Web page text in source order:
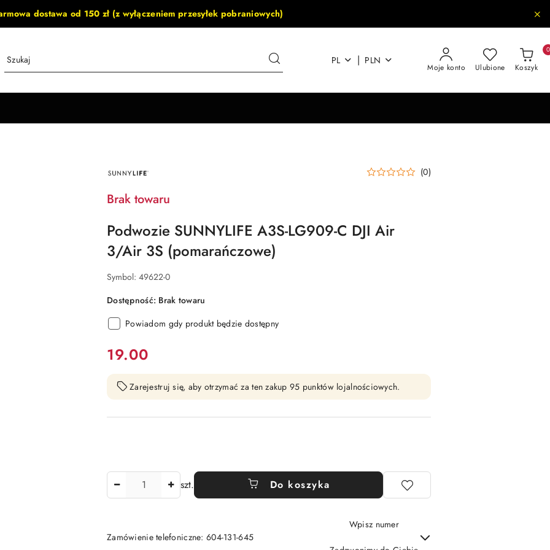
dostawa od 150 zł (z wyłączeniem przesyłek pobraniowych)
PL | PLN
Moje konto Ulubione Koszyk
0
NAZWA
PRODUCENTA: (0)
Brak towaru
Podwozie SUNNYLIFE A3S-LG909-C DJI Air
3/Air 3S (pomarańczowe)
Symbol: 49622-0
Dostępność: Brak towaru
Powiadom gdy produkt będzie dostępny
cena:
19.00
Zarejestruj się, aby otrzymać za ten zakup 95 punktów lojalnościowych.
szt. Do koszyka
Zamówienie telefoniczne: 604-131-645
Wpisz numer